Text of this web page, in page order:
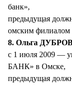
банк»,
предыдущая
омским филиалом
8. Ольга
с 1 июля 2009
БАНК» в Омске,
предыдущая